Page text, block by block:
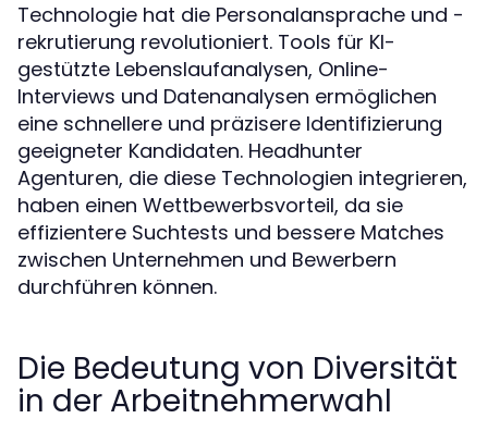
Technologie hat die Personalansprache und -
rekrutierung revolutioniert. Tools für KI-
gestützte Lebenslaufanalysen, Online-
Interviews und Datenanalysen ermöglichen
eine schnellere und präzisere Identifizierung
geeigneter Kandidaten. Headhunter
Agenturen, die diese Technologien integrieren,
haben einen Wettbewerbsvorteil, da sie
effizientere Suchtests und bessere Matches
zwischen Unternehmen und Bewerbern
durchführen können.
Die Bedeutung von Diversität
in der Arbeitnehmerwahl